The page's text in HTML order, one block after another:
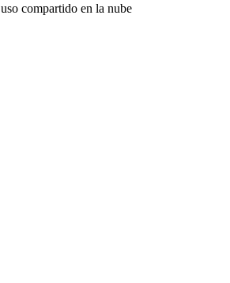
compartido en la nube